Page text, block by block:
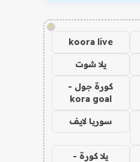
!
koora live
يلا شوت
كورة جول -
kora goal
سوريا لايف
يلا كورة -